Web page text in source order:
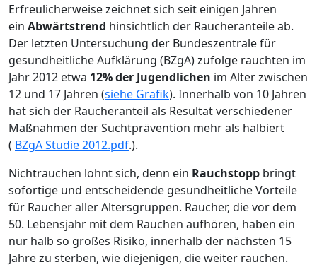
Erfreulicherweise zeichnet sich seit einigen Jahren
ein Abwärtstrend hinsichtlich der Raucheranteile ab.
Der letzten Untersuchung der Bundeszentrale für
gesundheitliche Aufklärung (BZgA) zufolge rauchten im
Jahr 2012 etwa 12% der Jugendlichen im Alter zwischen
12 und 17 Jahren (siehe Grafik). Innerhalb von 10 Jahren
hat sich der Raucheranteil als Resultat verschiedener
Maßnahmen der Suchtprävention mehr als halbiert
( BZgA Studie 2012.pdf.).
Nichtrauchen lohnt sich, denn ein Rauchstopp bringt
sofortige und entscheidende gesundheitliche Vorteile
für Raucher aller Altersgruppen. Raucher, die vor dem
50. Lebensjahr mit dem Rauchen aufhören, haben ein
nur halb so großes Risiko, innerhalb der nächsten 15
Jahre zu sterben, wie diejenigen, die weiter rauchen.